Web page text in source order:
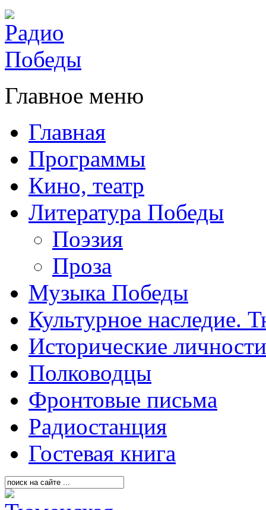
Главное меню
Главная
Программы
Кино, театр
Литература Победы
Поэзия
Проза
Музыка Победы
Культурное наследие.
Исторические личности
Полководцы
Фронтовые письма
Радиостанция
Гостевая книга